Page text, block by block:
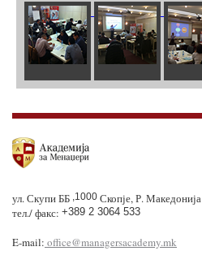
ул. Скупи ББ ,1000 Скопје, Р. Македонија
тел./ факс: +389 2 3064 533
E-mail: office@managersacademy.mk